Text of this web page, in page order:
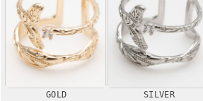
GOLD SILVER